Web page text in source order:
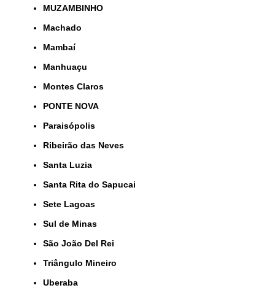
MUZAMBINHO
Machado
Mambaí
Manhuaçu
Montes Claros
PONTE NOVA
Paraisópolis
Ribeirão das Neves
Santa Luzia
Santa Rita do Sapucai
Sete Lagoas
Sul de Minas
São João Del Rei
Triângulo Mineiro
Uberaba